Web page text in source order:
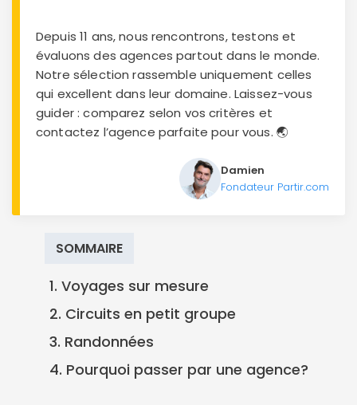
Depuis 11 ans, nous rencontrons, testons et
évaluons des agences partout dans le monde.
Notre sélection rassemble uniquement celles
qui excellent dans leur domaine. Laissez-vous
guider : comparez selon vos critères et
contactez l’agence parfaite pour vous. 🌏
Damien
Fondateur Partir.com
SOMMAIRE
1. Voyages sur mesure
2. Circuits en petit groupe
3. Randonnées
4. Pourquoi passer par une agence?